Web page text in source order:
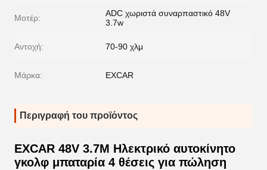
Μοτέρ:
ADC χωριστά συναρπαστικό 48V
3.7w
Αντοχή: 70-90 χλμ
Μάρκα: EXCAR
Περιγραφή του προϊόντος
EXCAR 48V 3.7M Ηλεκτρικό αυτοκίνητο
γκολφ μπαταρία 4 θέσεις για πώληση